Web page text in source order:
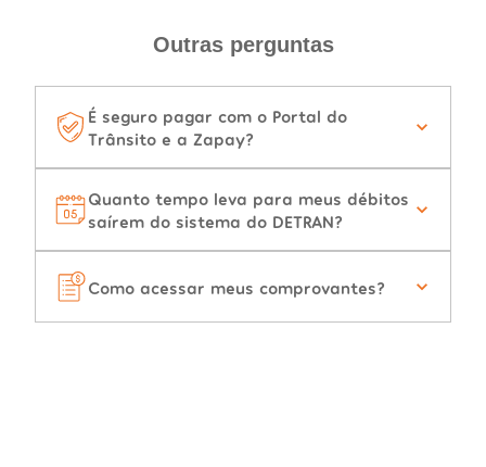
Outras perguntas
É seguro pagar com o Portal do
Trânsito e a Zapay?
Quanto tempo leva para meus débitos
saírem do sistema do DETRAN?
Como acessar meus comprovantes?